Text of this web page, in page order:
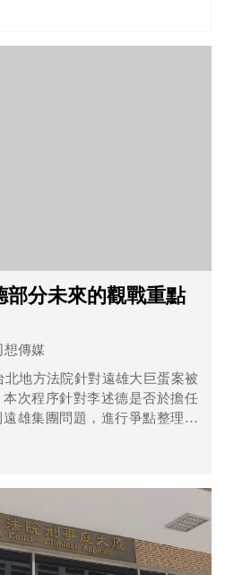
部分未來的觀戰重點
想傳媒
北地方法院針對遠雄大巨蛋案被
次程序針對李述德是否於擔任
雄集團問題，進行爭點整理及